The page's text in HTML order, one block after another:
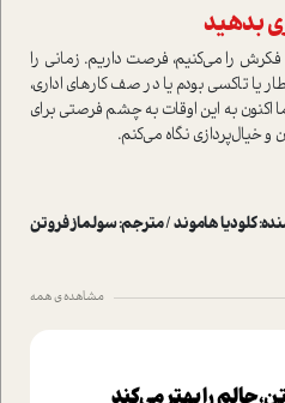
بدهید
فکرش را می‌کنیم، فرصت داریم. زمانی را
یا تاکسی بودم یا در صف کارهای اداری،
اکنون به این اوقات به چشم فرصتی برای
خیال‌پردازی نگاه می‌کنم.
کلودیا هاموند / مترجم: سولماز فروتن
مشاهده ی همه